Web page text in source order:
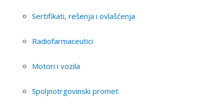
Sertifikati, rešenja i ovlašćenja
Radiofarmaceutici
Motori i vozila
Spoljnotrgovinski promet